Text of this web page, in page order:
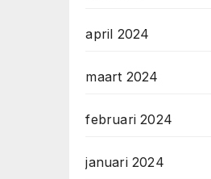
april 2024
maart 2024
februari 2024
januari 2024